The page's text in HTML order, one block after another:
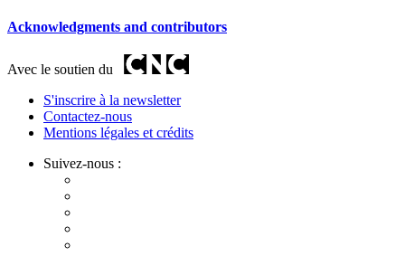
Acknowledgments and contributors
Avec le soutien du
S'inscrire à la newsletter
Contactez-nous
Mentions légales et crédits
Suivez-nous :